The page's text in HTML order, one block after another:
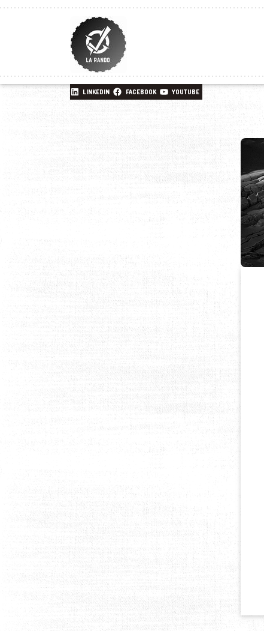
LINKEDIN FACEBOOK YOUTUBE